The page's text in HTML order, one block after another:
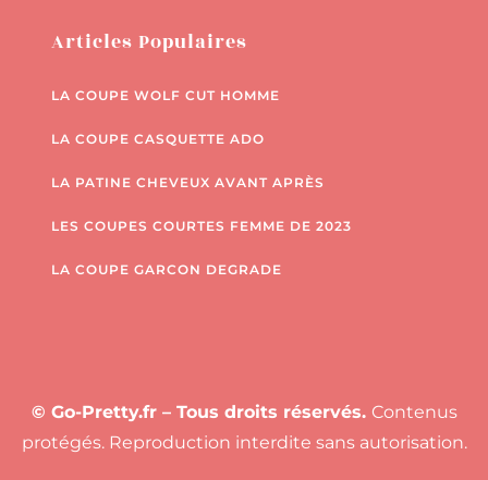
Articles Populaires
LA COUPE WOLF CUT HOMME
LA COUPE CASQUETTE ADO
LA PATINE CHEVEUX AVANT APRÈS
LES COUPES COURTES FEMME DE 2023
LA COUPE GARCON DEGRADE
© Go-Pretty.fr – Tous droits réservés. Contenus
protégés. Reproduction interdite sans autorisation.